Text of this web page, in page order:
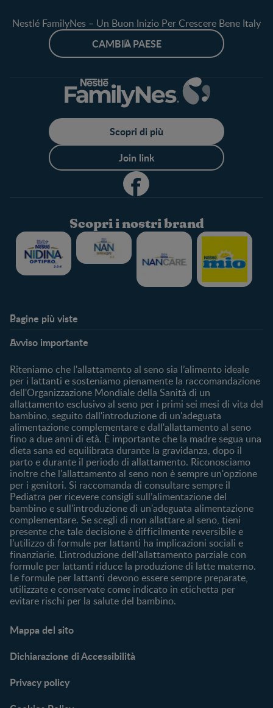
Nestlé FamilyNes – Un Buon Inizio Per Crescere Bene Italy
CAMBIA PAESE
Scopri di più
Join link
Scopri i nostri brand
Pagine più viste​
My Expert
FAQ
Contattaci
Chi Siamo
Accedi/registrati
Acquista
Cerca prodotto
I nostri brand
Cerca un negozio
Avviso importante
Riteniamo che l'allattamento al seno sia l’alimento ideale
per i lattanti e sosteniamo pienamente la raccomandazione
dell'Organizzazione Mondiale della Sanità di un
allattamento esclusivo al seno per i primi sei mesi di vita del
bambino, seguito dall'introduzione di un'adeguata
alimentazione complementare e dall'allattamento al seno
fino a due anni di età. È importante che la madre segua una
dieta sana ed equilibrata durante la gravidanza, dopo il
parto e durante il periodo di allattamento. Riconosciamo
inoltre che l'allattamento al seno non è sempre un'opzione
per i genitori. Si raccomanda di consultare sempre il
Pediatra per ricevere consigli sull’alimentazione del
bambino e sull'introduzione di un'adeguata alimentazione
complementare. Se scegli di non allattare al seno, tieni
presente che tale decisione è difficilmente reversibile e
l’utilizzo di formule per lattanti ha implicazioni sociali e
finanziarie. L'introduzione dell'allattamento parziale con
formule per lattanti riduce la produzione di latte materno.
Le formule per lattanti devono essere sempre preparate,
utilizzate e conservate come indicato in etichetta per
evitare rischi per la salute del bambino.
Mappa del sito
Dichiarazione di Accessibilità
Privacy policy